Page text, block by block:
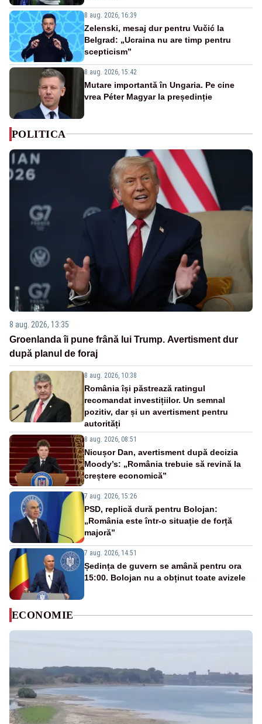
8 aug. 2026, 16:39
Zelenski, mesaj dur pentru Vučić la
Belgrad: „Ucraina nu are timp pentru
scepticism”
8 aug. 2026, 15:42
Mutare importantă în Ungaria. Pe cine
vrea Péter Magyar la președinție
POLITICA
8 aug. 2026, 13:35
Groenlanda îi pune frână lui Trump. Avertisment dur
după planul de foraj
8 aug. 2026, 10:38
România își păstrează ratingul
recomandat investițiilor. Un semnal
pozitiv, dar și un avertisment pentru
autorități
8 aug. 2026, 08:51
Nicușor Dan, avertisment după decizia
Moody’s: „România trebuie să revină la
creștere economică”
7 aug. 2026, 15:26
PSD, replică dură pentru Bolojan:
„România este într-o situație de forță
majoră”
7 aug. 2026, 14:51
Ședința de guvern se amână pentru ora
15:00. Bolojan nu a obținut toate avizele
ECONOMIE